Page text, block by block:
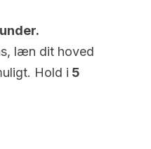
læn dit hoved
Hold i 5